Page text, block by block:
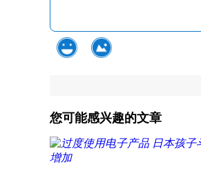
您可能感兴趣的文章